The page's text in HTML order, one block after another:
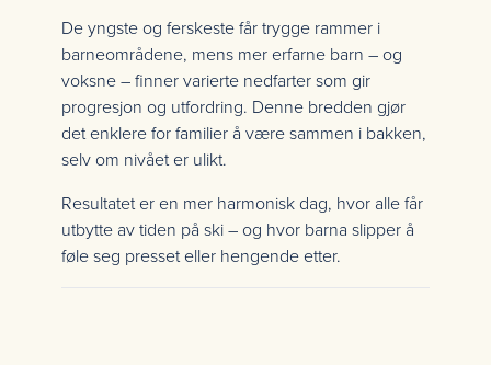
De yngste og ferskeste får trygge rammer i
barneområdene, mens mer erfarne barn – og
voksne – finner varierte nedfarter som gir
progresjon og utfordring. Denne bredden gjør
det enklere for familier å være sammen i bakken,
selv om nivået er ulikt.
Resultatet er en mer harmonisk dag, hvor alle får
utbytte av tiden på ski – og hvor barna slipper å
føle seg presset eller hengende etter.